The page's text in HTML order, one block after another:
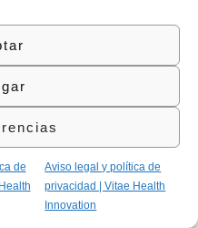
de
Aviso legal y política de
privacidad | Vitae Health
Innovation